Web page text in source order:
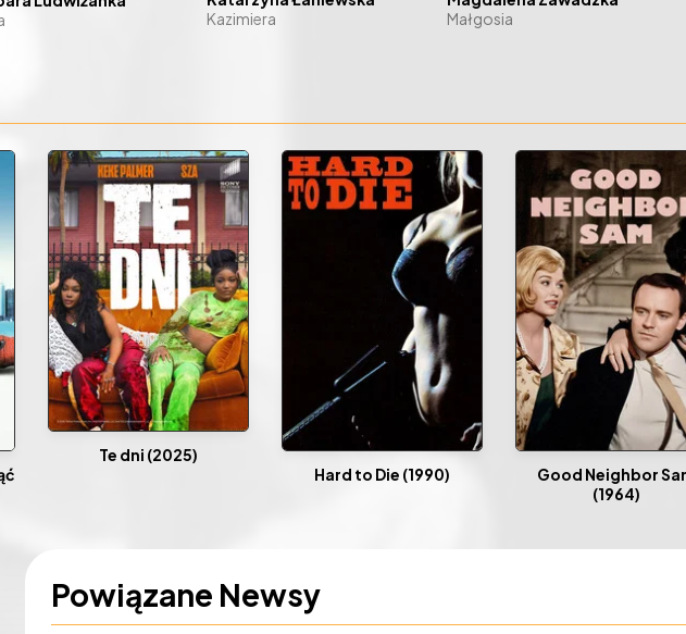
Kazimiera
Małgosia
Te dni (2025)
Hard to Die (1990)
Good Neighbor
(1964)
Powiązane Newsy